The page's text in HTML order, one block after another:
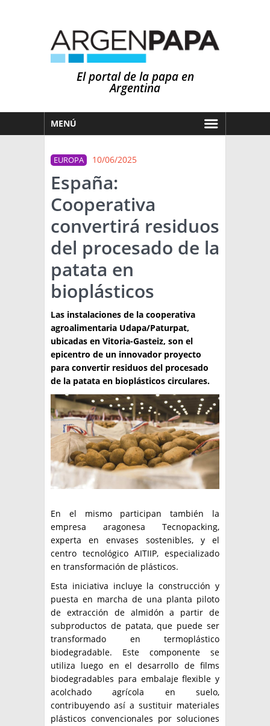
El portal de la papa en
Argentina
MENÚ
MERCADOS
NOTICIAS
EN ESPAÑOL
OTROS IDIOMAS
CLIMA
PRONÓSTICO
LLUVIAS
ARGENTINA
EL MUNDO
TÉCNICA
PRODUCCION
CLASIFICADOS
INTERES GENERAL
LA PAPA
RESOLUCIONES Y NORMATIVAS
ENLACES
ARGENPAPA
PUBLICIDAD
QUIENES SOMOS
CONTACTO
BUSCAR NOTICIAS
BUSCAR
EUROPA 10/06/2025
España:
Cooperativa
convertirá residuos
del procesado de la
patata en
bioplásticos
Las instalaciones de la cooperativa
agroalimentaria Udapa/Paturpat,
ubicadas en Vitoria-Gasteiz, son el
epicentro de un innovador proyecto
para convertir residuos del procesado
de la patata en bioplásticos circulares.
En el mismo participan también la
empresa aragonesa Tecnopacking,
experta en envases sostenibles, y el
centro tecnológico AITIIP, especializado
en transformación de plásticos.
Esta iniciativa incluye la construcción y
puesta en marcha de una planta piloto
de extracción de almidón a partir de
subproductos de patata, que puede ser
transformado en termoplástico
biodegradable. Este componente se
utiliza luego en el desarrollo de films
biodegradables para embalaje flexible y
acolchado agrícola en suelo,
contribuyendo así a sustituir materiales
plásticos convencionales por soluciones